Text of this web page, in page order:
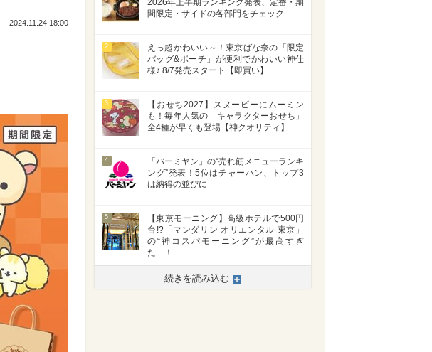
2024.11.24 18:00
2026年上半期ランキング発表、定番・期
間限定・サイドの各部門をチェック
2
えっ超かわいい～！東京ばな奈の「限定
バッグ&ポーチ」が便利でかわいい神仕
様♪ 8/7発売スタート【即買い】
3
【おせち2027】スヌーピーにムーミン
も！毎年人気の「キャラクターおせち」
全4種が早くも登場【神クオリティ】
4
「バーミヤン」の“売れ筋メニューランキ
ング”発表！5位はチャーハン、トップ3
は納得の並びに
5
【東京モーニング】高級ホテルで500円
台!?「マンダリン オリエンタル 東京」
の“神コスパモーニング”が最高すぎ
た…！
続きを読み込む